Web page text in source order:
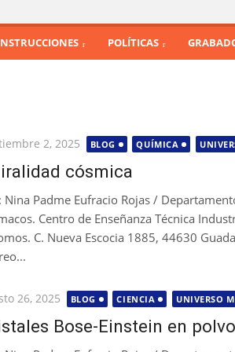
POLÍTICAS
2, 2025 BLOG QUÍMICA
cósmica
Nina Padme Eufracio Rojas /
Centro de Enseñanza Técnica
C. Nueva Escocia 1885, 44630
26, 2025 BLOG CIENCIA UNIVERSO
Bose-Einstein en